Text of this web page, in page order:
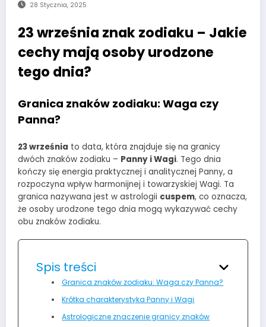
28 Stycznia, 2025
23 września znak zodiaku – Jakie
cechy mają osoby urodzone
tego dnia?
Granica znaków zodiaku: Waga czy
Panna?
23 września to data, która znajduje się na granicy
dwóch znaków zodiaku – Panny i Wagi. Tego dnia
kończy się energia praktycznej i analitycznej Panny, a
rozpoczyna wpływ harmonijnej i towarzyskiej Wagi. Ta
granica nazywana jest w astrologii cuspem, co oznacza,
że osoby urodzone tego dnia mogą wykazywać cechy
obu znaków zodiaku.
Spis treści
Granica znaków zodiaku: Waga czy Panna?
Krótka charakterystyka Panny i Wagi
Astrologiczne znaczenie granicy znaków